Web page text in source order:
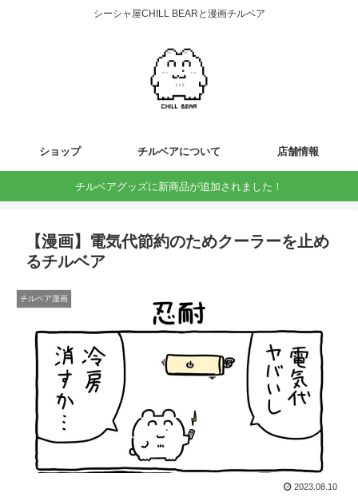
シーシャ屋CHILL BEARと漫画チルベア
ショップ チルベアについて 店舗情報
チルベアグッズに新商品が追加されました！
【漫画】電気代節約のためクーラーを止め
るチルベア
チルベア漫画
2023.08.10